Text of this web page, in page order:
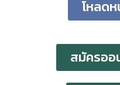
โหลด
สมัครออ